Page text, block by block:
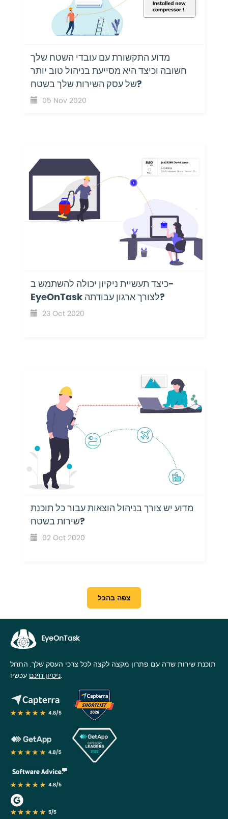
מדוע התקשורת עם עובדי השטח שלך
חשובה וכיצד היא מסייעת בניהול טוב יותר
של עסק השירות שלך בשטח?
05 Nov 2020
כיצד תעשיית ניקיון יכולה להשתמש ב-
EyeOnTask לצורך ארגון עבודתה?
23 Oct 2020
מדוע יש צורך בניהול הוצאות עבור כל תוכנת
שירות בשטח?
02 Oct 2020
צפה בהכל
EyeOnTask
תוכנת שירות שדה עם פתרון מקצה לקצה לכל צרכי העסק שלך. התחל
ניסיון חינםעכשיו.